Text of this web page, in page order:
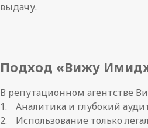
В репутационном агентстве
Аналитика и глубокий
Использование только
Подход «Вижу
выдачу.